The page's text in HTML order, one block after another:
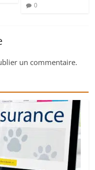
0
un commentaire.